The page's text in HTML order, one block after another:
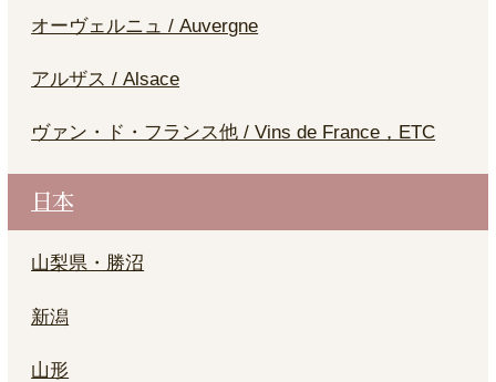
オーヴェルニュ / Auvergne
アルザス / Alsace
ヴァン・ド・フランス他 / Vins de France，ETC
日本
山梨県・勝沼
新潟
山形